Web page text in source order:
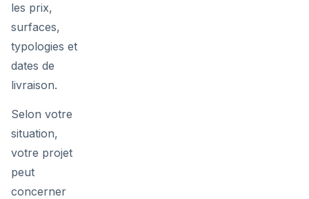
les prix,
surfaces,
typologies et
dates de
livraison.
Selon votre
situation,
votre projet
peut
concerner